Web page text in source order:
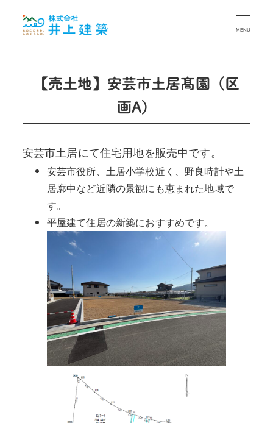
MENU
【売土地】安芸市土居髙園（区
画A）
安芸市土居にて住宅用地を販売中です。
安芸市役所、土居小学校近く、野良時計や土
居廓中など近隣の景観にも恵まれた地域で
す。
平屋建て住居の新築におすすめです。